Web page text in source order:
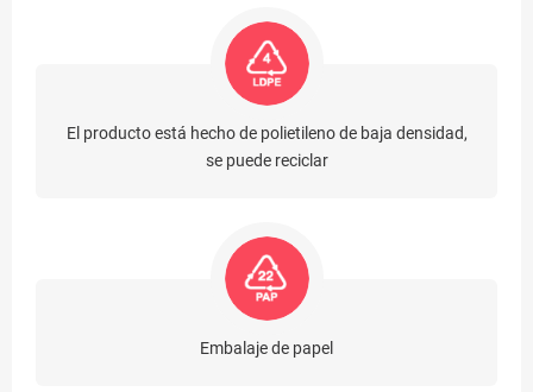
El producto está hecho de polietileno de baja densidad,
se puede reciclar
Embalaje de papel